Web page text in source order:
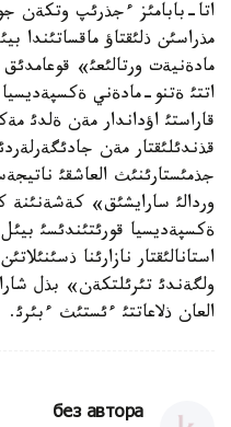
اتا-بابامئز ءجذرئپ وتكةن
مذراسئن ذلئقتاؤ ماقساتئندا
مادةنيةت ورتالئعئ»
اتتئ ةتنو-مادةني
قاراستئ اؤداندار مةن ةلدئ
قذندئلئقتار مةن
جذمئستارئنئث العاشقئ
وردالئ سارايشئق» كةشةنئنة
ةكسپةديسيا قورئتئندئسئ
استانالئقتار نازارئنا
ولگةندئ تئرئلتكةن» بذل
العان ذلاعاتتئ ءئستئث ءبئرئ.
без автора